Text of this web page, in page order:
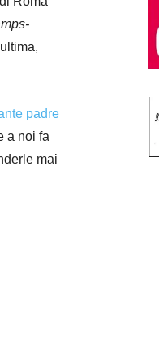
padre
a noi fa
mai